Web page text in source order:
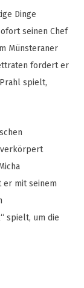
Dinge
seinen Chef
Münsteraner
fordert er
spielt,
verkörpert
er mit seinem
spielt, um die